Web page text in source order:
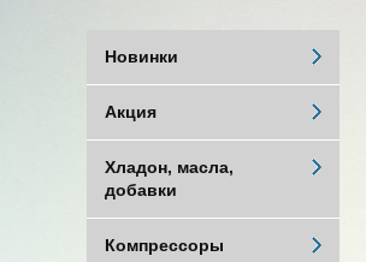
Новинки
Акция
Хладон, масла,
добавки
Компрессоры